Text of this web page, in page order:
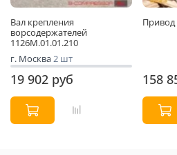
Вал крепления
ворсодержателей
1126М.01.01.210
г. Москва2 шт
19 902 руб
Привод
158